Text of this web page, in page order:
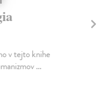
v tejto knihe
...